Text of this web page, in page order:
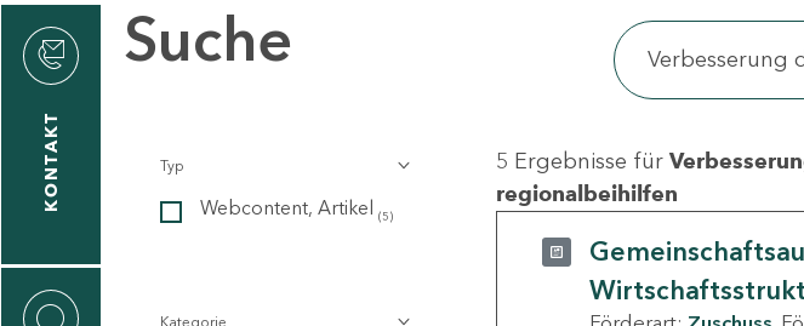
KONTAKT
Suche
Typ
Webcontent, Artikel (5)
Kategorie
5 Ergebnisse für
regionalbeihilfen